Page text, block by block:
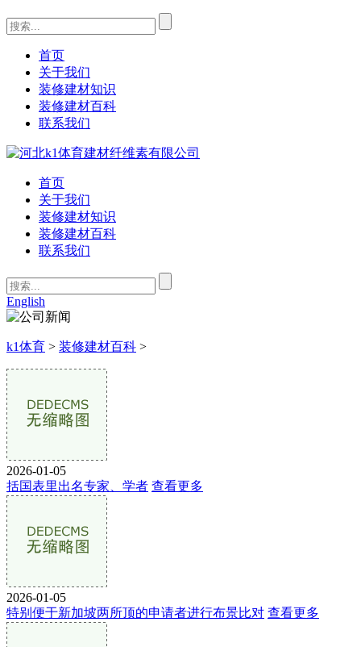
首页
关于我们
装修建材知识
装修建材百科
联系我们
首页
关于我们
装修建材知识
装修建材百科
联系我们
English
k1体育 > 装修建材百科 >
2026-01-05
括国表里出名专家、学者 查看更多
2026-01-05
特别便于新加坡两所顶的申请者进行布景比对 查看更多